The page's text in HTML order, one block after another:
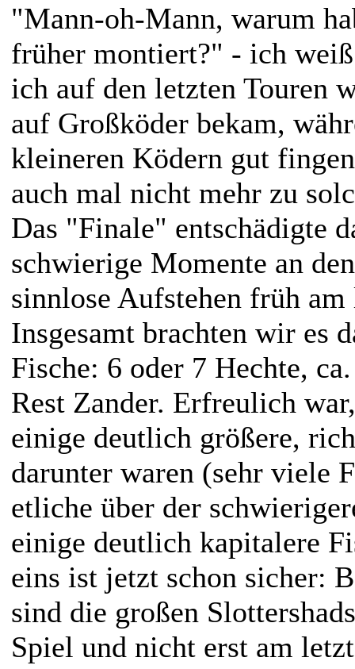
"Mann-oh-Mann, warum
früher montiert?" - ich
ich auf den letzten Touren
auf Großköder bekam,
kleineren Ködern gut
auch mal nicht mehr zu
Das "Finale" entschädigte
schwierige Momente an
sinnlose Aufstehen früh
Insgesamt brachten wir es
Fische: 6 oder 7 Hechte,
Rest Zander. Erfreulich
einige deutlich größere,
darunter waren (sehr viele
etliche über der
einige deutlich kapitalere
eins ist jetzt schon sicher:
sind die großen
Spiel und nicht erst am